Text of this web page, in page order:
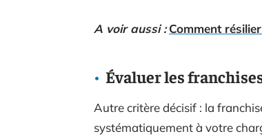
A voir aussi : Comment
Évaluer les
Autre critère décisif : la
systématiquement à votre